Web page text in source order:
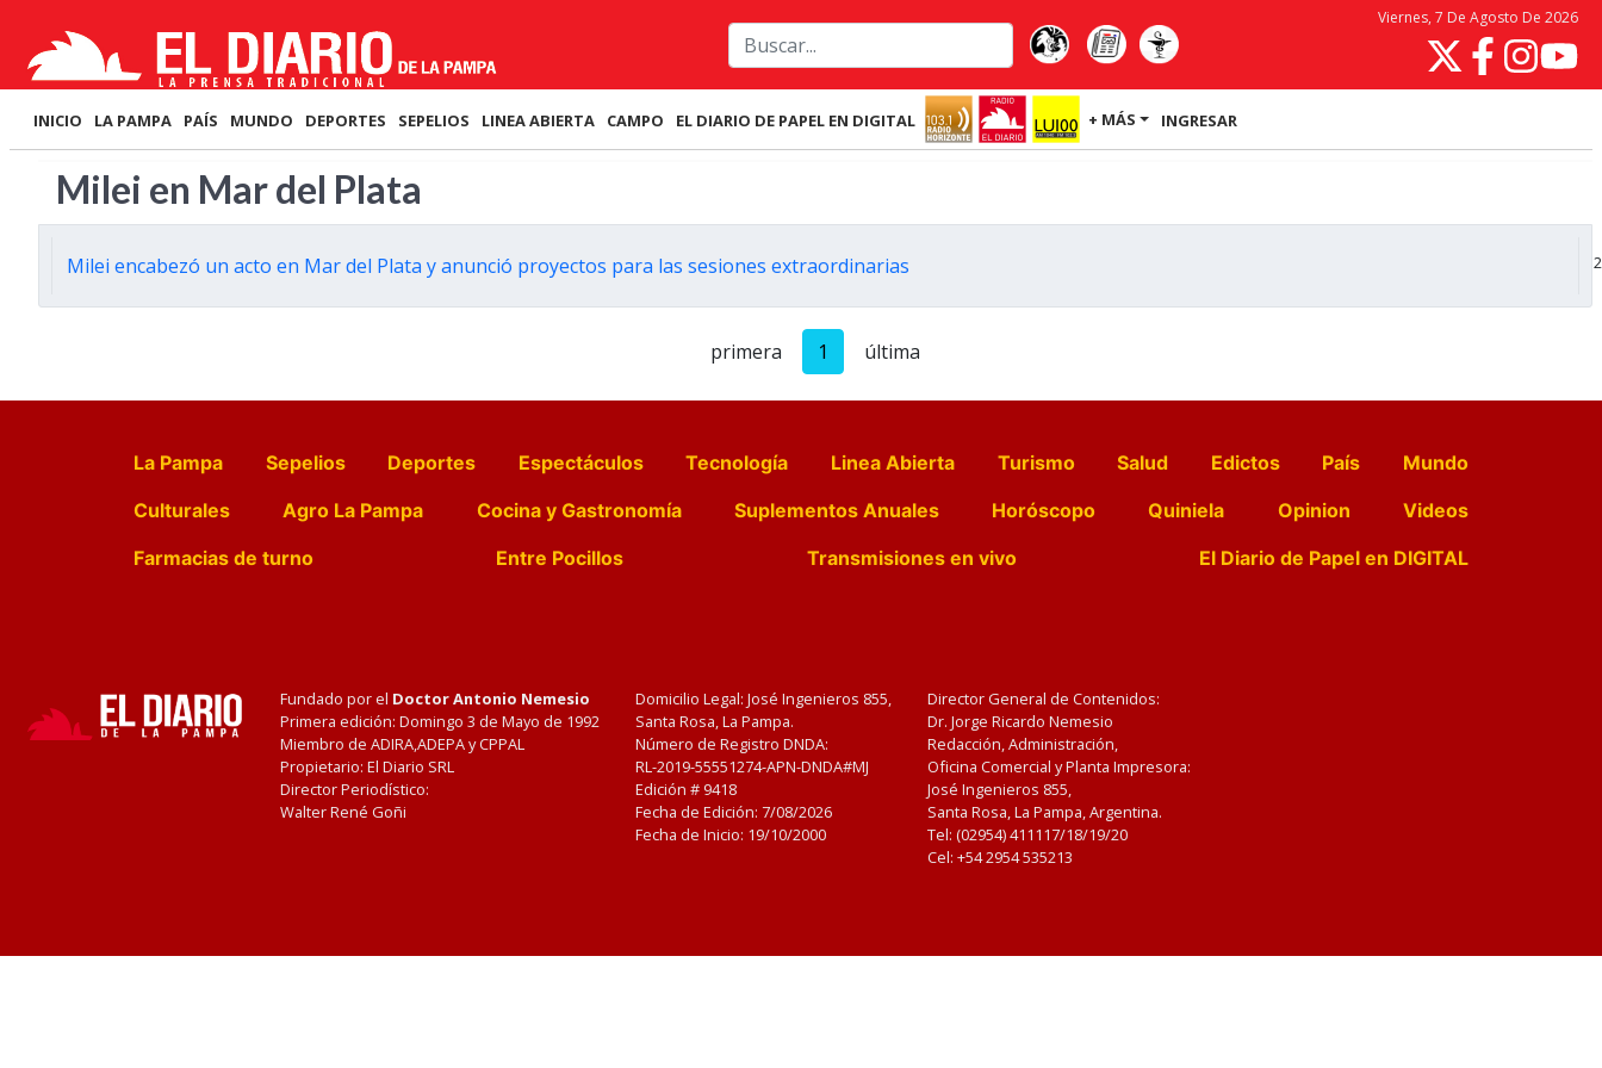
Viernes, 7 De Agosto De 2026
INICIO LA PAMPA PAÍS MUNDO DEPORTES SEPELIOS LINEA ABIERTA CAMPO EL DIARIO DE PAPEL EN DIGITAL + MÁS INGRESAR
Milei en Mar del Plata
Milei encabezó un acto en Mar del Plata y anunció proyectos para las sesiones extraordinarias
primera 1 última
La Pampa Sepelios Deportes Espectáculos Tecnología Linea Abierta Turismo Salud Edictos País
Mundo
Culturales
Agro La Pampa Cocina y Gastronomía Suplementos Anuales Horóscopo Quiniela Opinion
Videos
Farmacias de turno
Entre Pocillos Transmisiones en vivo El Diario de Papel en DIGITAL
Fundado por el Doctor Antonio Nemesio
Primera edición: Domingo 3 de Mayo de 1992
Miembro de ADIRA,ADEPA y CPPAL
Propietario: El Diario SRL
Director Periodístico:
Walter René Goñi
Domicilio Legal: José Ingenieros 855,
Santa Rosa, La Pampa.
Número de Registro DNDA:
RL-2019-55551274-APN-DNDA#MJ
Edición # 9418
Fecha de Edición: 7/08/2026
Fecha de Inicio: 19/10/2000
Director General de Contenidos:
Dr. Jorge Ricardo Nemesio
Redacción, Administración,
Oficina Comercial y Planta Impresora:
José Ingenieros 855,
Santa Rosa, La Pampa, Argentina.
Tel: (02954) 411117/18/19/20
Cel: +54 2954 535213